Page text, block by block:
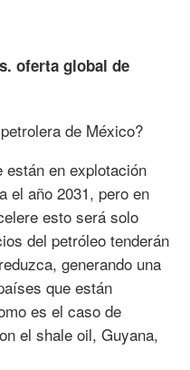
oferta global de
en explotación
el año 2031, pero en
esto será solo
del petróleo tenderán
generando una
que están
es el caso de
el shale oil, Guyana,